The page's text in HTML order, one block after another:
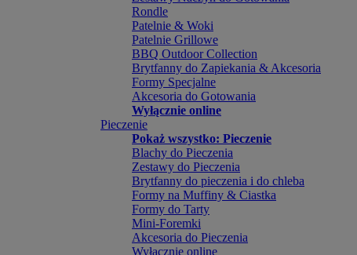
Rondle
Patelnie & Woki
Patelnie Grillowe
BBQ Outdoor Collection
Brytfanny do Zapiekania & Akcesoria
Formy Specjalne
Akcesoria do Gotowania
Wyłącznie online
Pieczenie
Pokaż wszystko: Pieczenie
Blachy do Pieczenia
Zestawy do Pieczenia
Brytfanny do pieczenia i do chleba
Formy na Muffiny & Ciastka
Formy do Tarty
Mini-Foremki
Akcesoria do Pieczenia
Wyłącznie online